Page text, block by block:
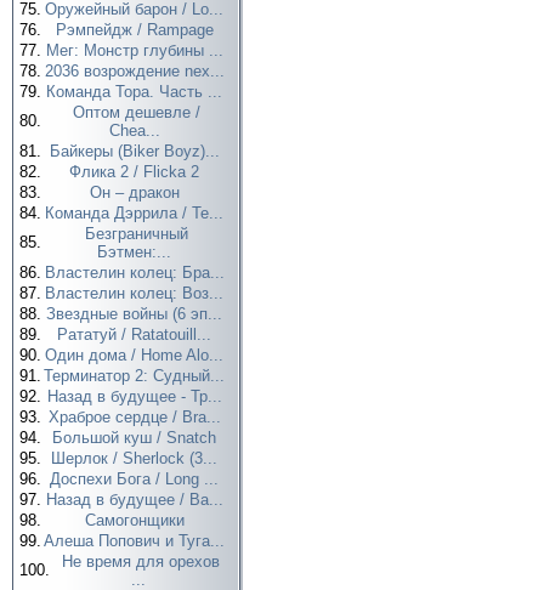
75. Оружейный барон / Lo...
76.
Рэмпейдж / Rampage
77. Мег: Монстр глубины ...
78. 2036 возрождение nex...
79. Команда Тора. Часть ...
80.
Оптом дешевле /
Chea...
81.
Байкеры (Biker Boyz)...
82.
Флика 2 / Flicka 2
83.
Он – дракон
84. Команда Дэррила / Te...
85.
Безграничный
Бэтмен:...
86. Властелин колец: Бра...
87. Властелин колец: Воз...
88. Звездные войны (6 эп...
89.
Рататуй / Ratatouill...
90. Один дома / Home Alo...
91. Терминатор 2: Судный...
92. Назад в будущее - Тр...
93. Храброе сердце / Bra...
94.
Большой куш / Snatch
95.
Шерлок / Sherlock (3...
96. Доспехи Бога / Long ...
97. Назад в будущее / Ba...
98.
Самогонщики
99. Алеша Попович и Туга...
100.
Не время для орехов
...